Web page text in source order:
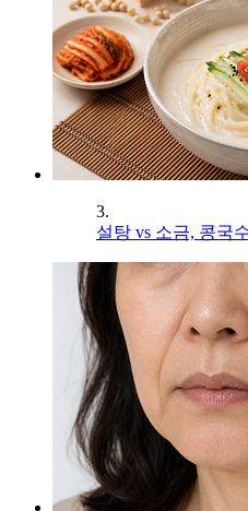
3.
설탕 vs 소금, 콩국